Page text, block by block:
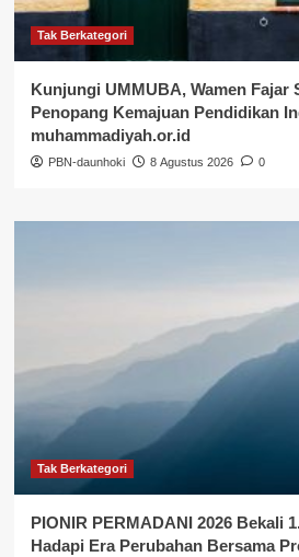
Tak Berkategori
Kunjungi UMMUBA, Wamen Fajar
Penopang Kemajuan Pendidikan
muhammadiyah.or.id
PBN-daunhoki 8 Agustus 2026 0
Tak Berkategori
PIONIR PERMADANI 2026 Bekali
Hadapi Era Perubahan Bersama